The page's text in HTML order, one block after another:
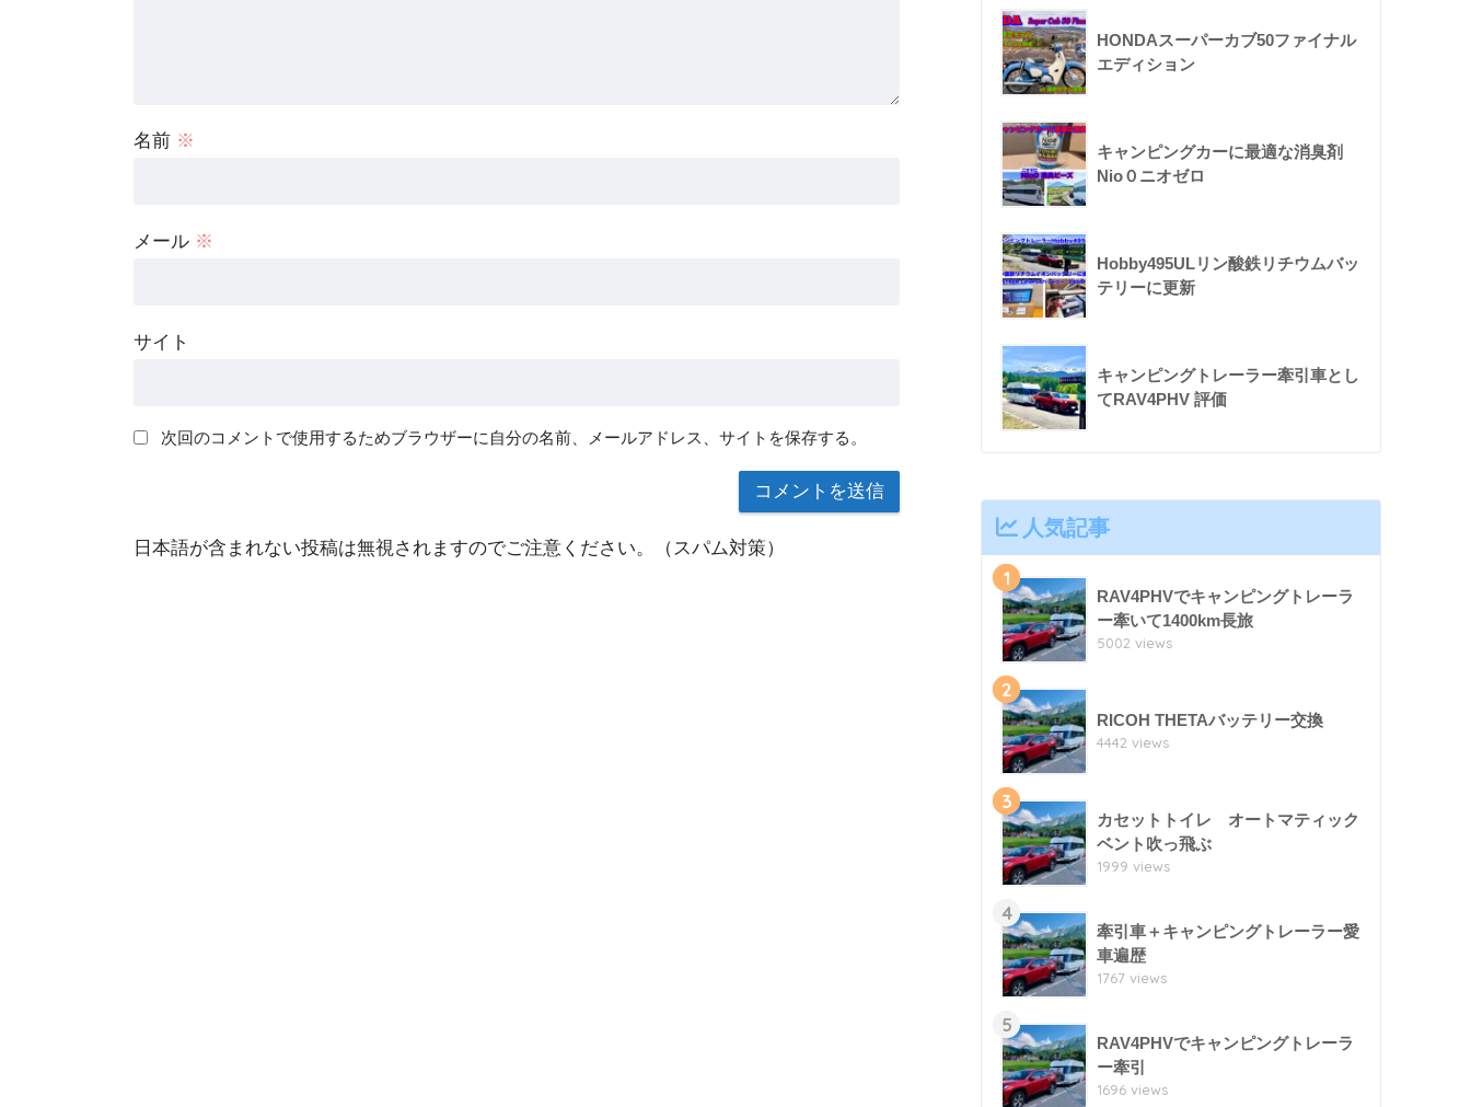
名前 ※
メール ※
サイト
次回のコメントで使用するためブラウザーに自分の名前、メールアドレス、サイトを保存する。
日本語が含まれない投稿は無視されますのでご注意ください。（スパム対策）
HONDAスーパーカブ50ファイナル
エディション
キャンピングカーに最適な消臭剤
Nio０ニオゼロ
Hobby495ULリン酸鉄リチウムバッ
テリーに更新
キャンピングトレーラー牽引車とし
てRAV4PHV 評価
人気記事
1
RAV4PHVでキャンピングトレーラ
ー牽いて1400km長旅
5002 views
2
RICOH THETAバッテリー交換
4442 views
3
カセットトイレ オートマティック
ベント吹っ飛ぶ
1999 views
4
牽引車＋キャンピングトレーラー愛
車遍歴
1767 views
5
RAV4PHVでキャンピングトレーラ
ー牽引
1696 views